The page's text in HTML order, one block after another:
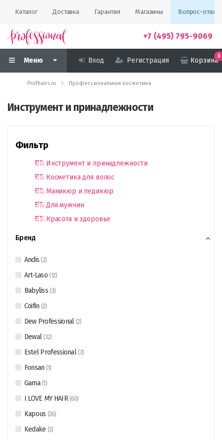
Каталог Доставка Гарантия Магазины Вопрос-ответ
+7 (495) 795-9069
Меню Вход Регистрация Корзина
0
Profhairs.ru Профессиональная косметика
Инструмент и принадлежности
Фильтр
Инструмент и принадлежности
Косметика для волос
Маникюр и педикюр
Для мужчин
Красота и здоровье
Бренд
Andis (2)
Art-Laso (12)
Babyliss (3)
Coifin (2)
Dew Professional (2)
Dewal (32)
Estel Professional (3)
Fonsan (1)
Gama (1 )
I LOVE MY HAIR (60)
Kapous (26)
Kedake (3)